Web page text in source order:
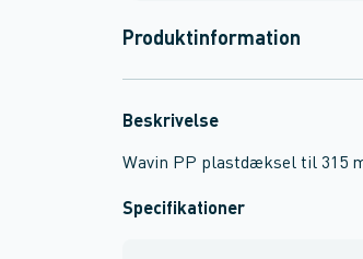
Produktinformation
Beskrivelse
Wavin PP plastdæksel til 315
Specifikationer